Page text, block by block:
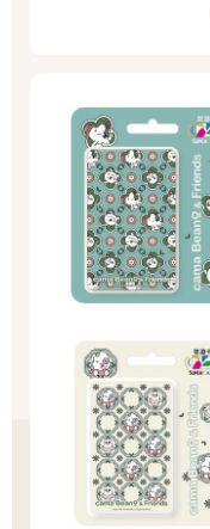
對於家具而言，重量是
量傳遞的可能是恰恰相
來說或許意味著效能，
的皮鞋通常帶給人高品
的。隨身攜帶式的釘書
釘書機卻應該是沉甸甸
但鋼筆卻要有足夠的重
58、空氣的進與出。
Air in, air out.
被動的通風裝置：對於
定熱能的產品而言，必